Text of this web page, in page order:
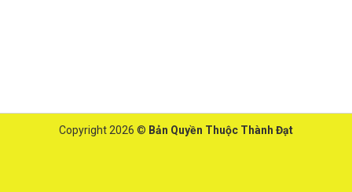
Copyright 2026 © Bản Quyền Thuộc Thành Đạt